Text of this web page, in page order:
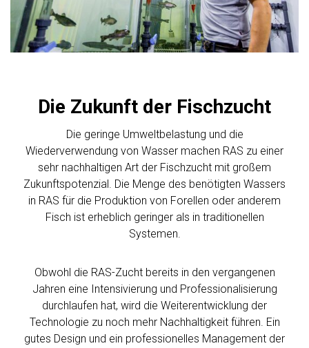
Die Zukunft der Fischzucht
Die geringe Umweltbelastung und die
Wiederverwendung von Wasser machen RAS zu einer
sehr nachhaltigen Art der Fischzucht mit großem
Zukunftspotenzial. Die Menge des benötigten Wassers
in RAS für die Produktion von Forellen oder anderem
Fisch ist erheblich geringer als in traditionellen
Systemen.
Obwohl die RAS-Zucht bereits in den vergangenen
Jahren eine Intensivierung und Professionalisierung
durchlaufen hat, wird die Weiterentwicklung der
Technologie zu noch mehr Nachhaltigkeit führen. Ein
gutes Design und ein professionelles Management der